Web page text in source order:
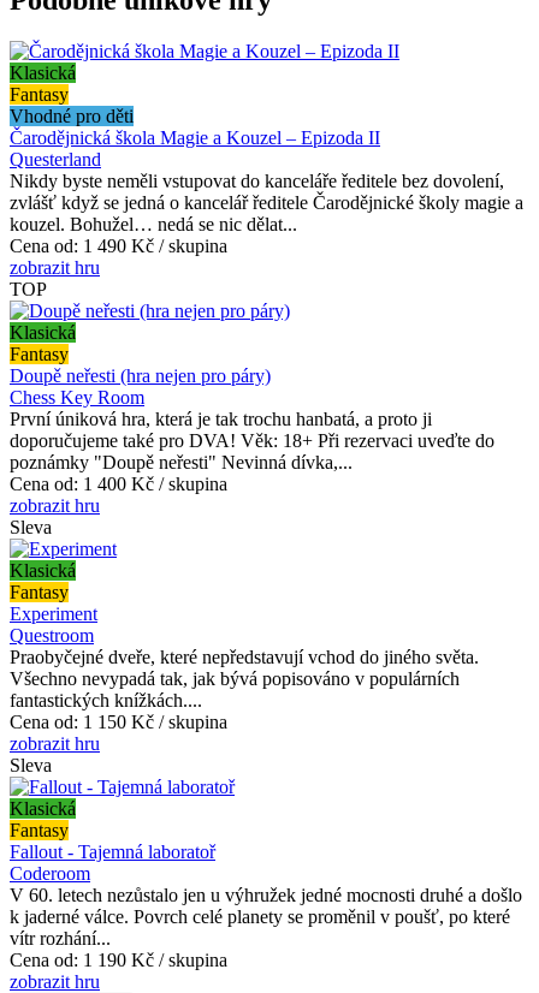
Klasická
Fantasy
Vhodné pro děti
Čarodějnická škola Magie a Kouzel – Epizoda II
Questerland
Nikdy byste neměli vstupovat do kanceláře ředitele bez dovolení,
zvlášť když se jedná o kancelář ředitele Čarodějnické školy magie a
kouzel. Bohužel… nedá se nic dělat...
Cena od: 1 490 Kč / skupina
zobrazit hru
TOP
Klasická
Fantasy
Doupě neřesti (hra nejen pro páry)
Chess Key Room
První úniková hra, která je tak trochu hanbatá, a proto ji
doporučujeme také pro DVA! Věk: 18+ Při rezervaci uveďte do
poznámky "Doupě neřesti" Nevinná dívka,...
Cena od: 1 400 Kč / skupina
zobrazit hru
Sleva
Klasická
Fantasy
Experiment
Questroom
Praobyčejné dveře, které nepředstavují vchod do jiného světa.
Všechno nevypadá tak, jak bývá popisováno v populárních
fantastických knížkách....
Cena od: 1 150 Kč / skupina
zobrazit hru
Sleva
Klasická
Fantasy
Fallout - Tajemná laboratoř
Coderoom
V 60. letech nezůstalo jen u výhružek jedné mocnosti druhé a došlo
k jaderné válce. Povrch celé planety se proměnil v poušť, po které
vítr rozhání...
Cena od: 1 190 Kč / skupina
zobrazit hru